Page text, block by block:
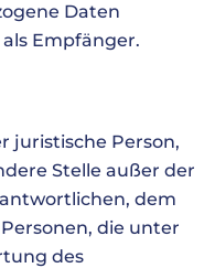
Daten
Empfänger.
juristische Person,
Stelle außer der
dem
die unter
des